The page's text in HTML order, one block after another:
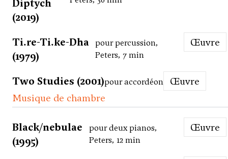
Diptych
(2019)
Ti.re-Ti.ke-Dha
(1979)
pour percussion,
Peters, 7 min
Œuvre
Two Studies (2001)pour accordéon
Œuvre
Musique de chambre
Black/nebulae
(1995)
pour deux pianos,
Peters, 12 min
Œuvre